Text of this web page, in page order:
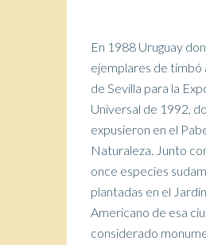
En 1988 Uruguay
ejemplares de timbó
de Sevilla para la
Universal de 1992,
expusieron en el
Naturaleza. Junto
once especies
plantadas en el Jardín
Americano de esa
considerado